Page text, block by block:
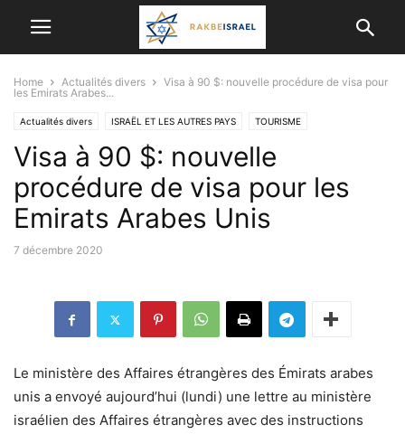
Home Actualités divers
Visa à 90 $: nouvelle procédure de visa pour
les Emirats Arabes...
Actualités divers ISRAËL ET LES AUTRES PAYS TOURISME
VIE EN ISRAËL
Visa à 90 $: nouvelle
procédure de visa pour les
Emirats Arabes Unis
7 décembre 2020
Le ministère des Affaires étrangères des Émirats arabes
unis a envoyé aujourd’hui (lundi) une lettre au ministère
israélien des Affaires étrangères avec des instructions